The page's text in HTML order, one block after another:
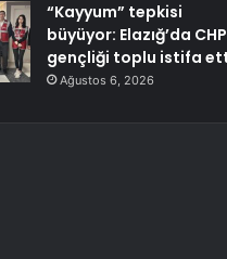
“Kayyum” tepkisi
büyüyor: Elazığ’da CHP
gençliği toplu istifa
Ağustos 6, 2026